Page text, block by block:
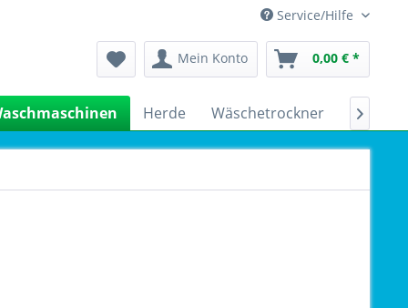
Service/Hilfe
Mein Konto 0,00 € *
Herde Wäschetrockner 